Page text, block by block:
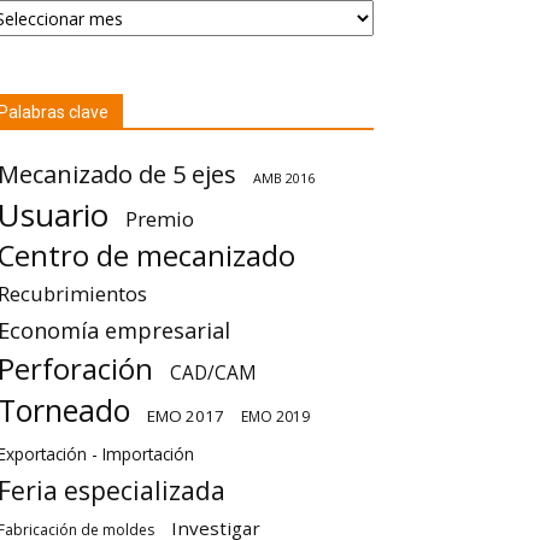
clave
de 5 ejes AMB 2016
Premio
de mecanizado
empresarial
CAD/CAM
EMO 2017 EMO 2019
- Importación
especializada
de moldes Investigar